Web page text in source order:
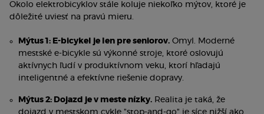
Okolo elektrobicyklov stále koluje niekoľko mýtov, ktoré je
dôležité uviesť na pravú mieru.
Mýtus 1: E-bicykel je len pre seniorov. Omyl. Moderné
mestské e-bicykle sú výkonné stroje, ktoré oslovujú
aktívnych ľudí v produktívnom veku, ktorí hľadajú
inteligentné a efektívne riešenie dopravy.
Mýtus 2: Dojazd je v meste nízky. Realita je taká, že